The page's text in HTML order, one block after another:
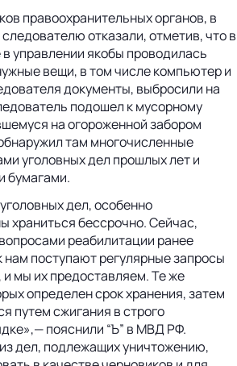
правоохранительных органов, в
отказали, отметив, что в
управлении якобы проводилась
вещи, в том числе компьютер и
документы, выбросили на
подошел к мусорному
на огороженной забором
там многочисленные
уголовных дел прошлых лет и
бумагами.
дел, особенно
храниться бессрочно. Сейчас,
реабилитации ранее
поступают регулярные запросы
и мы их предоставляем. Те же
определен срок хранения, затем
путем сжигания в строго
пояснили “Ъ” в МВД РФ.
дел, подлежащих уничтожению,